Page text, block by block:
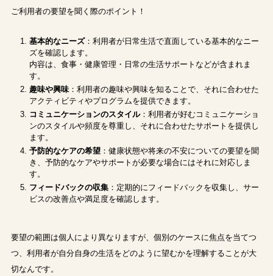
ご利用者の要望を聞く際のポイント！
基本的なニーズ：利用者が日常生活で直面している基本的なニー
ズを確認します。
内容は、食事・健康管理・日常の生活サポートなどが含まれま
す。
趣味や興味 ：利用者の趣味や興味を知ることで、それに合わせた
アクティビティやプログラムを提供できます。
コミュニケーションのスタイル：利用者が好むコミュニケーショ
ンのスタイルや頻度を尊重し、それに合わせたサポートを提供し
ます。
予防的なケアの希望 ：健康状態や将来の不安についての要望を聞
き、予防的なケアやサポートが必要な場合にはそれに対応しま
す。
フィードバックの収集 ：定期的にフィードバックを収集し、サー
ビスの改善点や満足度を確認します。
要望の範囲は個人により異なりますが、個別のケースに焦点を当てつ
つ、利用者が自分自身の生活をどのように望むかを理解することが大
切なんです。